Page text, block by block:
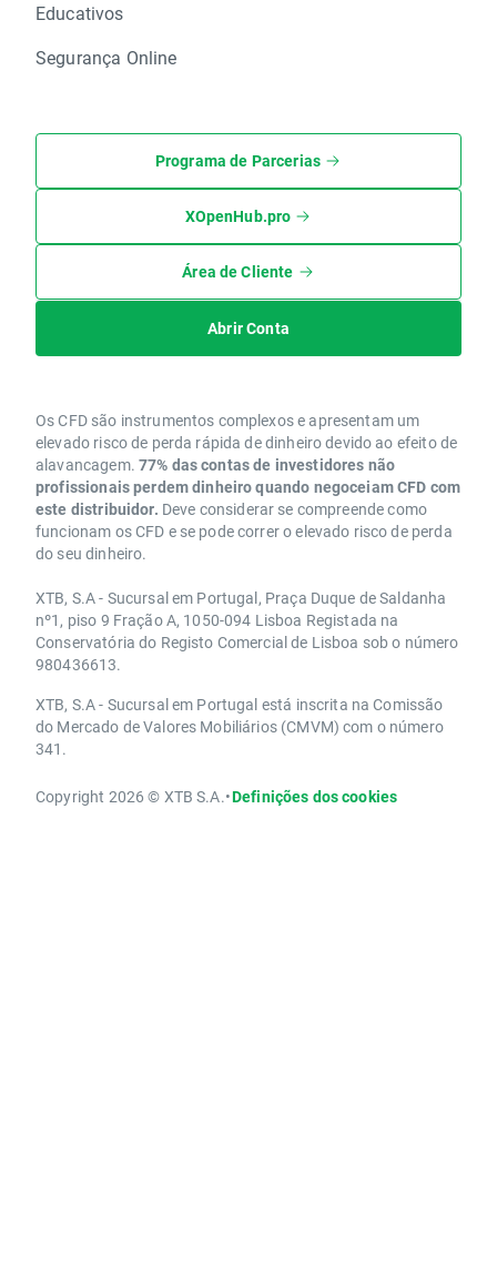
Educativos
Segurança Online
Programa de Parcerias
XOpenHub.pro
Área de Cliente
Abrir Conta
Os CFD são instrumentos complexos e apresentam um
elevado risco de perda rápida de dinheiro devido ao efeito de
alavancagem. 77% das contas de investidores não
profissionais perdem dinheiro quando negoceiam CFD com
este distribuidor. Deve considerar se compreende como
funcionam os CFD e se pode correr o elevado risco de perda
do seu dinheiro.
XTB, S.A - Sucursal em Portugal, Praça Duque de Saldanha
nº1, piso 9 Fração A, 1050-094 Lisboa Registada na
Conservatória do Registo Comercial de Lisboa sob o número
980436613.
XTB, S.A - Sucursal em Portugal está inscrita na Comissão
do Mercado de Valores Mobiliários (CMVM) com o número
341.
Copyright 2026 © XTB S.A.•Definições dos cookies